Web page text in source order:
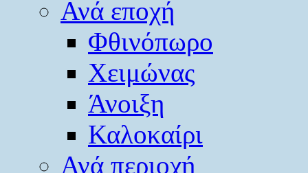
Ανά εποχή
Φθινόπωρο
Χειμώνας
Άνοιξη
Καλοκαίρι
Ανά περιοχή